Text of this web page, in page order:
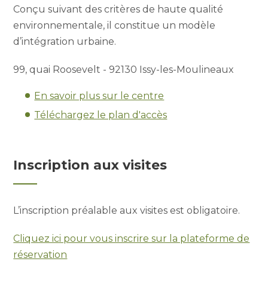
Conçu suivant des critères de haute qualité
environnementale, il constitue un modèle
d’intégration urbaine.
99, quai Roosevelt - 92130 Issy-les-Moulineaux
En savoir plus sur le centre
Téléchargez le plan d'accès
Inscription aux visites
L’inscription préalable aux visites est obligatoire.
Cliquez ici pour vous inscrire sur la plateforme de
réservation